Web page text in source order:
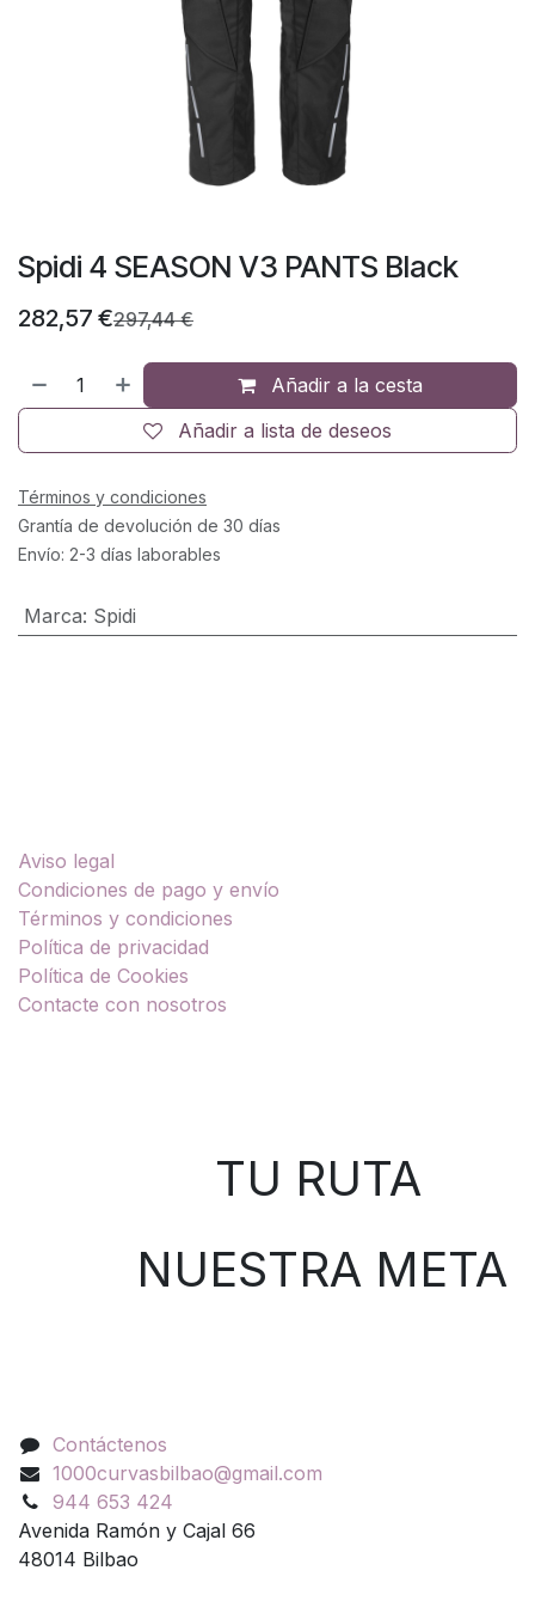
Spidi 4 SEASON V3 PANTS Black
282,57 €297,44€
Añadir a la cesta
Añadir a lista de deseos
Términos y condiciones
Grantía de devolución de 30 días
Envío: 2-3 días laborables
Marca: Spidi
Aviso legal
Condiciones de pago y envío
Términos y condiciones
Política de privacidad
Política de Cookies
Contacte con nosotros
TU RUTA
NUESTRA META
Contáctenos
1000curvasbilbao@gmail.com
944 653 424
Avenida Ramón y Cajal 66
48014 Bilbao